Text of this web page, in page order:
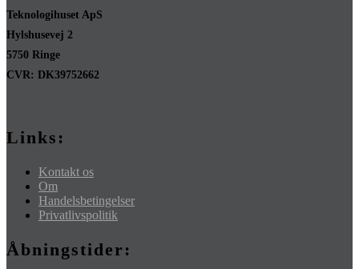
Teknologihuset ApS
Hylshusevej 2
5750 Ringe
CVR: DK39752662
Links:
Kontakt os
Om
Handelsbetingelser
Privatlivspolitik
Åbningstider: